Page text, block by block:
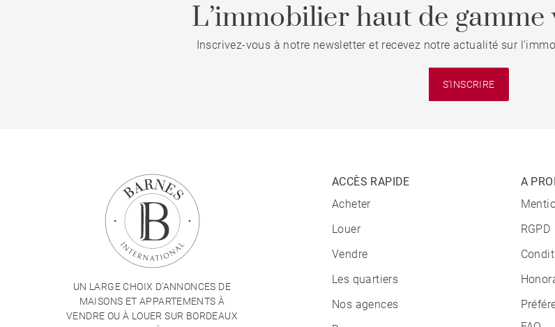
L’immobilier haut de gamme
Inscrivez-vous à notre newsletter et recevez notre actualité sur
S'INSCRIRE
UN LARGE CHOIX D'ANNONCES DE
MAISONS ET APPARTEMENTS À
VENDRE OU À LOUER SUR BORDEAUX
ACCÈS RAPIDE
Acheter
Louer
Vendre
Les quartiers
Nos agences
A
RGPD